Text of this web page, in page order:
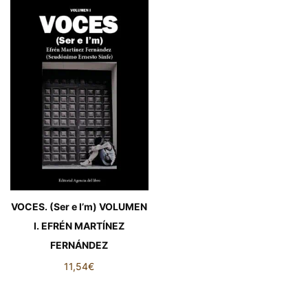
VOCES. (Ser e I’m) VOLUMEN
I. EFRÉN MARTÍNEZ
FERNÁNDEZ
11,54€